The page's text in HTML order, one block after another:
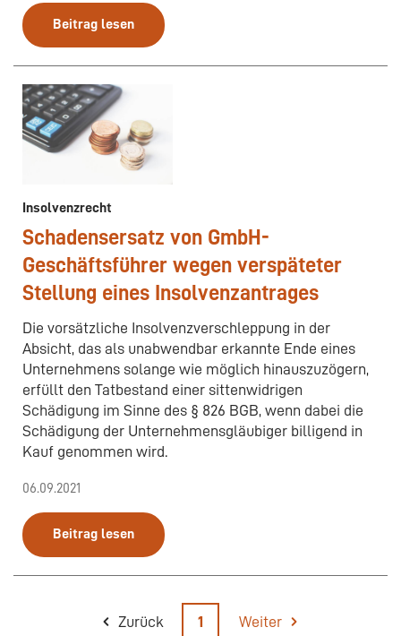
Beitrag lesen
Insolvenzrecht
Schadensersatz von GmbH-
Geschäftsführer wegen verspäteter
Stellung eines Insolvenzantrages
Die vorsätzliche Insolvenzverschleppung in der
Absicht, das als unabwendbar erkannte Ende eines
Unternehmens solange wie möglich hinauszuzögern,
erfüllt den Tatbestand einer sittenwidrigen
Schädigung im Sinne des § 826 BGB, wenn dabei die
Schädigung der Unternehmensgläubiger billigend in
Kauf genommen wird.
06.09.2021
Beitrag lesen
Zurück 1 Weiter